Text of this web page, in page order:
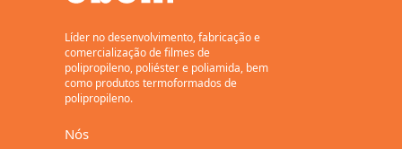
15,17
Líder no desenvolvimento, fabricação e
comercialização de filmes de
polipropileno, poliéster e poliamida, bem
como produtos termoformados de
polipropileno.
Nós